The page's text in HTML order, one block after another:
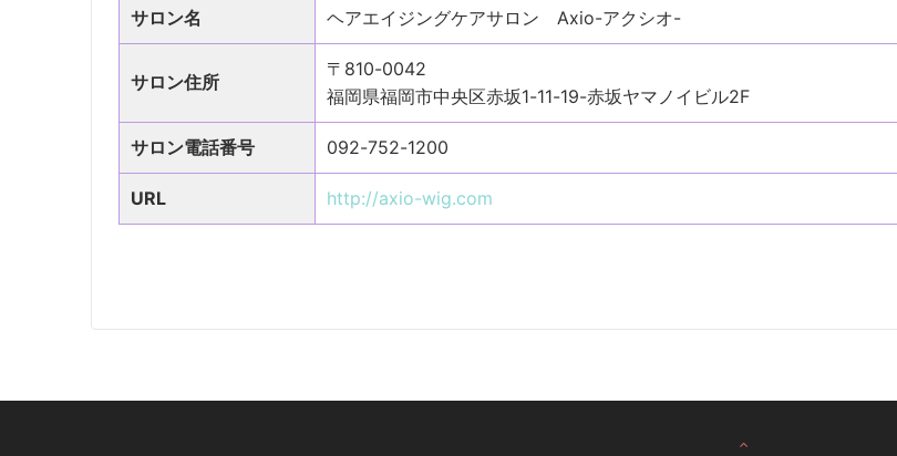
サロン名 ヘアエイジングケアサロン Axio-アクシオ-
サロン住所
〒810-0042
福岡県福岡市中央区赤坂1-11-19-赤坂ヤマノイビル2F
サロン電話番号 092-752-1200
URL http://axio-wig.com